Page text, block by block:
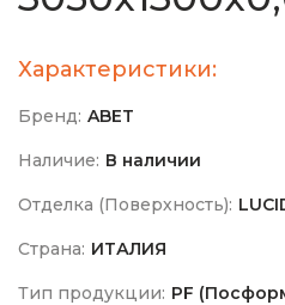
Характеристики:
Бренд: ABET
Наличие: В наличии
Отделка (Поверхность):
Страна: ИТАЛИЯ
Тип продукции: PF